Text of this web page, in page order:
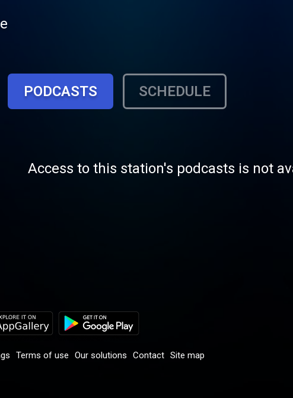
PODCASTS SCHEDULE
Access to this station's podcasts is not
Terms of use Our solutions Contact Site map